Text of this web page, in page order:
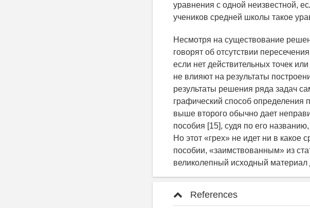
уравнения с одной неизвестной,
учеников средней школы такое
Несмотря на существование
говорят об отсутствии
если нет действительных точек
не влияют на результаты
результаты решения ряда задач
графический способ определения
выше второго обычно дает
пособия [15], судя по его
Но этот «грех» не идет ни в
пособии, «заимствованным» из
великолепный исходный
References